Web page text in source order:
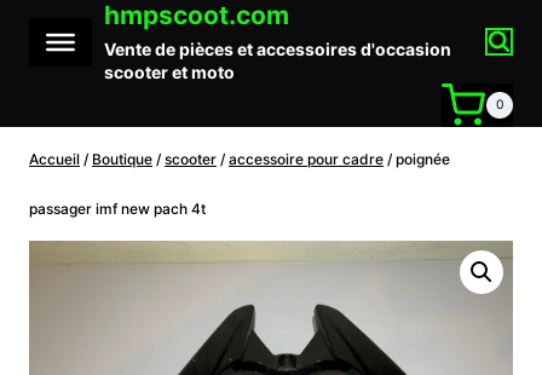
contenu
hmpscoot.com
Vente de pièces et accessoires d'occasion
scooter et moto
0
Accueil / Boutique / scooter / accessoire pour cadre / poignée
passager imf new pach 4t